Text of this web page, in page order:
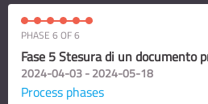
PHASE 6 OF 6
Fase 5 Stesura di un documento
2024-04-03 - 2024-05-18
Process phases